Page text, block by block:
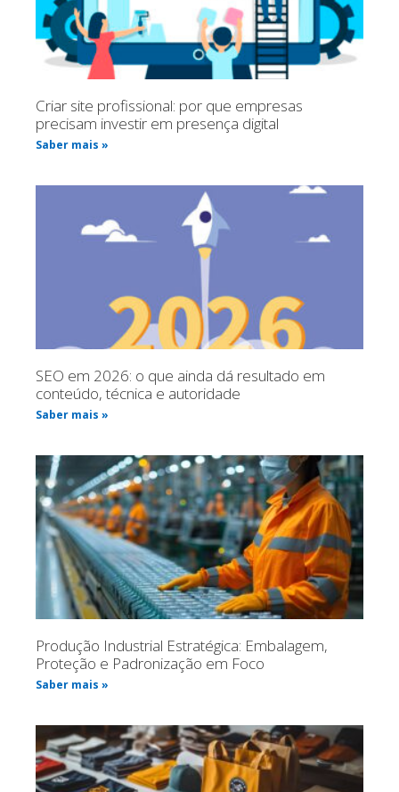
Criar site profissional: por que empresas
precisam investir em presença digital
Saber mais »
SEO em 2026: o que ainda dá resultado em
conteúdo, técnica e autoridade
Saber mais »
Produção Industrial Estratégica: Embalagem,
Proteção e Padronização em Foco
Saber mais »